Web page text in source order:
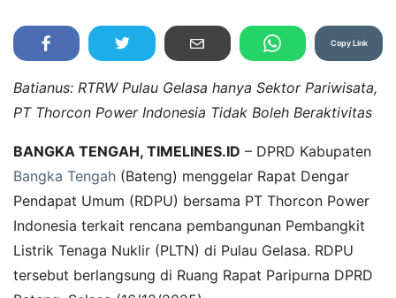
Copy Link
Batianus: RTRW Pulau Gelasa hanya Sektor Pariwisata,
PT Thorcon Power Indonesia Tidak Boleh Beraktivitas
BANGKA TENGAH, TIMELINES.ID – DPRD Kabupaten
Bangka Tengah (Bateng) menggelar Rapat Dengar
Pendapat Umum (RDPU) bersama PT Thorcon Power
Indonesia terkait rencana pembangunan Pembangkit
Listrik Tenaga Nuklir (PLTN) di Pulau Gelasa. RDPU
tersebut berlangsung di Ruang Rapat Paripurna DPRD